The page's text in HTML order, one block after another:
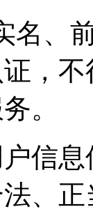
名、
，
。
户信
、